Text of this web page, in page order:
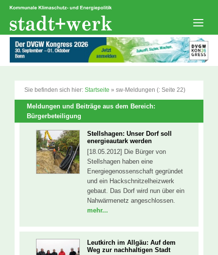
Zum
springen
Sie befinden sich hier: Startseite » sw-Meldungen (: Seite 22)
Meldungen und Beiträge aus dem Bereich:
Bürgerbeteiligung
Stellshagen: Unser Dorf soll
energieautark werden
[18.05.2012] Die Bürger von
Stellshagen haben eine
Energiegenossenschaft gegründet
und ein Hackschnitzelheizwerk
gebaut. Das Dorf wird nun über ein
Nahwärmenetz angeschlossen.
mehr...
Leutkirch im Allgäu: Auf dem
Weg zur nachhaltigen Stadt